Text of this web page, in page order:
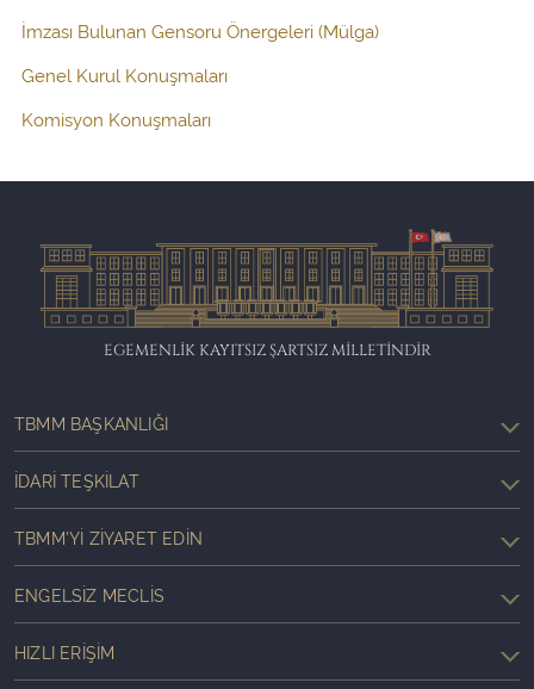
İmzası Bulunan Gensoru Önergeleri (Mülga)
Genel Kurul Konuşmaları
Komisyon Konuşmaları
EGEMENLİK KAYITSIZ ŞARTSIZ MİLLETİNDİR
TBMM BAŞKANLIĞI
İDARI TEŞKILAT
TBMM'YI ZIYARET EDIN
ENGELSIZ MECLIS
HIZLI ERIŞIM